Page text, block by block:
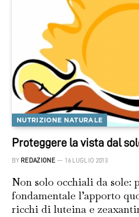
NUTRIZIONE NATURALE
Proteggere la vista dal
BY REDAZIONE 16 LUGLIO 2013
Non solo occhiali da sole:
fondamentale l’apporto
ricchi di luteina e